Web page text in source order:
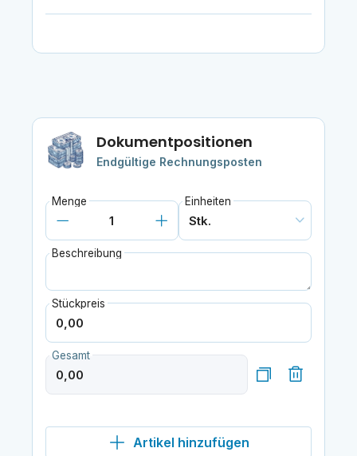
Dokumentpositionen
Endgültige Rechnungsposten
Menge Einheiten
Beschreibung
Stückpreis
Gesamt
Artikel hinzufügen